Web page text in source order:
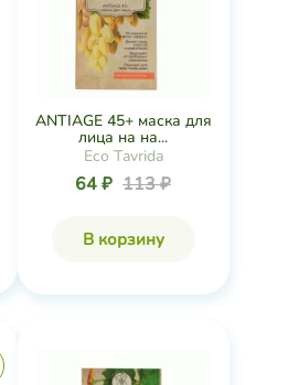
ANTIAGE 45+ маска для
лица на на...
Eco Tavrida
64 ₽ 113 ₽
В корзину